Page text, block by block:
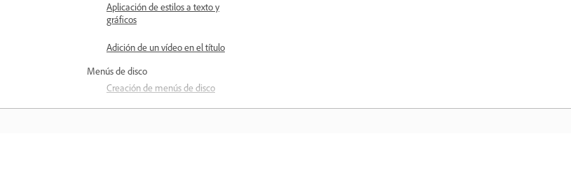
Aplicación de estilos a texto y
gráficos
Adición de un vídeo en el título
Menús de disco
Creación de menús de disco